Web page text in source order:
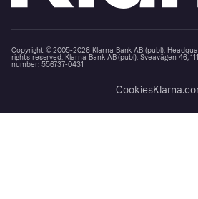
Copyright © 2005-2026 Klarna Bank AB (publ).
rights reserved. Klarna Bank AB (publ). Sveavägen 46,
number: 556737-0431
Cookies